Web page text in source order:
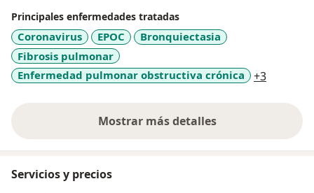
Principales enfermedades tratadas
Coronavirus EPOC
Bronquiectasia
Fibrosis pulmonar
Enfermedad pulmonar obstructiva crónica
+3
Mostrar más detalles
sobre la experiencia
Servicios y precios